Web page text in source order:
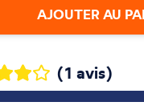
AJOUTER AU
(1 avis)